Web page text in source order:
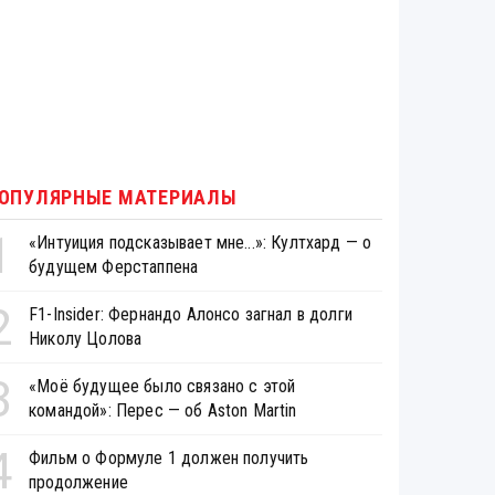
МАТЕРИАЛЫ
«Интуиция подсказывает мне...»: Култхард — о
будущем Ферстаппена
F1-Insider: Фернандо Алонсо загнал в долги
Николу Цолова
«Моё будущее было связано с этой
командой»: Перес — об Aston Martin
Фильм о Формуле 1 должен получить
продолжение